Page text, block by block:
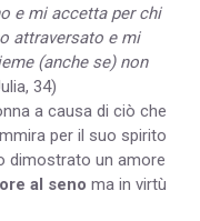
e mi accetta per chi
attraversato e mi
(anche se) non
34)
a causa di ciò che
per il suo spirito
dimostrato un amore
al seno ma in virtù